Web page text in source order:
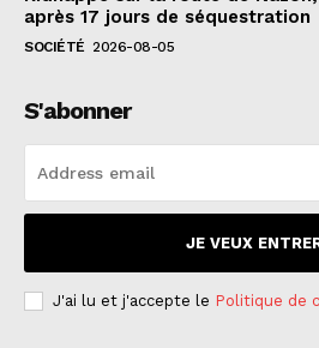
après 17 jours de séquestration
SOCIÉTÉ 2026-08-05
S'abonner
JE VEUX
J'ai lu et j'accepte le Politique de